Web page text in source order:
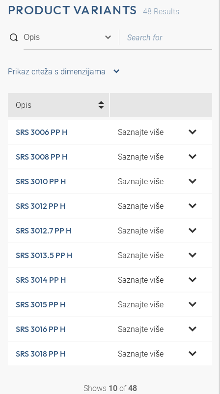
PRODUCT VARIANTS 48 Results
Prikaz crteža s dimenzijama
Opis
SRS 3006 PP H Saznajte više
SRS 3008 PP H Saznajte više
SRS 3010 PP H Saznajte više
SRS 3012 PP H Saznajte više
SRS 3012.7 PP H Saznajte više
SRS 3013.5 PP H Saznajte više
SRS 3014 PP H Saznajte više
SRS 3015 PP H Saznajte više
SRS 3016 PP H Saznajte više
SRS 3018 PP H Saznajte više
Shows 10of48